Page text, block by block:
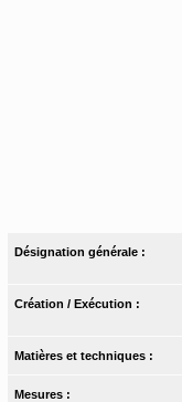
Désignation générale :
Création / Exécution :
Matières et techniques :
Mesures :